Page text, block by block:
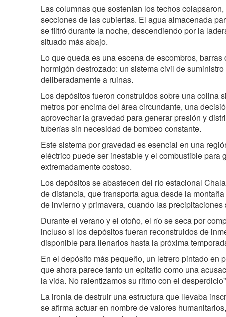
Las columnas que sostenían los techos
secciones de las cubiertas. El agua almacenada
se filtró durante la noche, descendiendo por la
situado más abajo.
Lo que queda es una escena de escombros,
hormigón destrozado: un sistema civil de
deliberadamente a ruinas.
Los depósitos fueron construidos sobre una colina
metros por encima del área circundante, una
aprovechar la gravedad para generar presión y
tuberías sin necesidad de bombeo constante.
Este sistema por gravedad es esencial en una
eléctrico puede ser inestable y el combustible para
extremadamente costoso.
Los depósitos se abastecen del río estacional
de distancia, que transporta agua desde la
de invierno y primavera, cuando las precipitaciones
Durante el verano y el otoño, el río se seca por
incluso si los depósitos fueran reconstruidos de
disponible para llenarlos hasta la próxima
En el depósito más pequeño, un letrero pintado en
que ahora parece tanto un epitafio como una
la vida. No ralentizamos su ritmo con el
La ironía de destruir una estructura que llevaba
se afirma actuar en nombre de valores